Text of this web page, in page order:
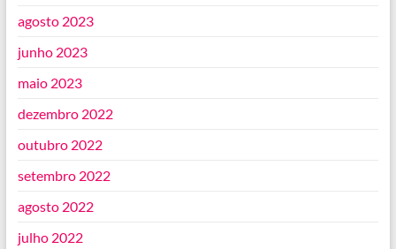
agosto 2023
junho 2023
maio 2023
dezembro 2022
outubro 2022
setembro 2022
agosto 2022
julho 2022